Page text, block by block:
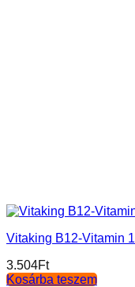
Vitaking B12-Vitamin
3.504Ft
Kosárba teszem